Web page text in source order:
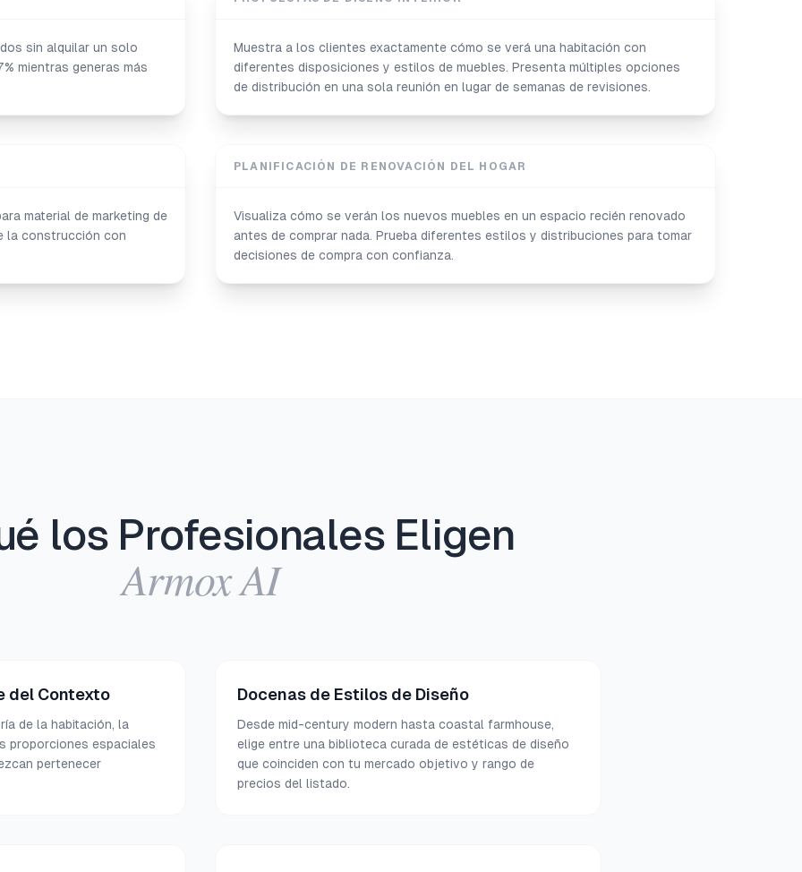
sin alquilar un solo
mientras generas más
Muestra a los clientes exactamente cómo se verá una habitación con
diferentes disposiciones y estilos de muebles. Presenta múltiples opciones
de distribución en una sola reunión en lugar de semanas de revisiones.
material de marketing de
la construcción con
PLANIFICACIÓN DE RENOVACIÓN DEL HOGAR
Visualiza cómo se verán los nuevos muebles en un espacio recién renovado
antes de comprar nada. Prueba diferentes estilos y distribuciones para tomar
decisiones de compra con confianza.
los Profesionales Eligen
Armox AI
del Contexto
de la habitación, la
proporciones espaciales
pertenecer
Docenas de Estilos de Diseño
Desde mid-century modern hasta coastal farmhouse,
elige entre una biblioteca curada de estéticas de diseño
que coinciden con tu mercado objetivo y rango de
precios del listado.